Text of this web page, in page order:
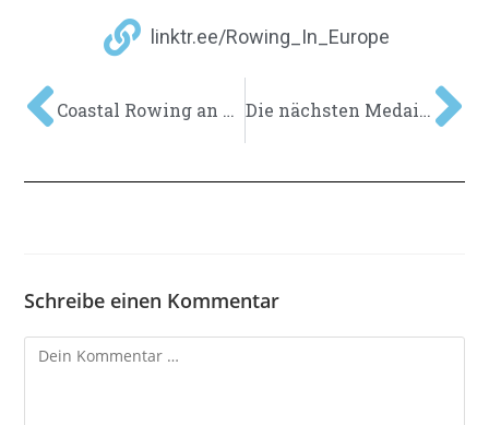
linktr.ee/Rowing_In_Europe
Coastal Rowing an der Adriaküste Die nächsten Medaillen in Tokio stehen fest!
Schreibe einen Kommentar